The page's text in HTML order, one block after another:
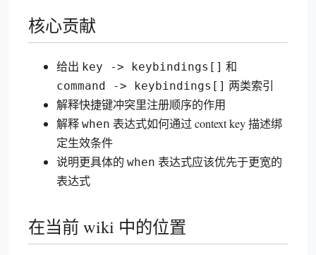
核心贡献
给出 key -> keybindings[] 和
command -> keybindings[] 两类索引
解释快捷键冲突里注册顺序的作用
解释 when 表达式如何通过 context key 描述绑
定生效条件
说明更具体的 when 表达式应该优先于更宽的
表达式
在当前 wiki 中的位置